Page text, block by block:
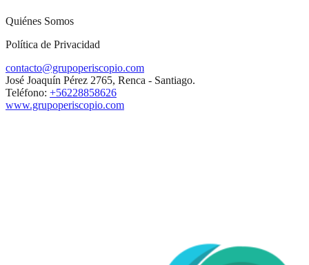
Quiénes Somos
Política de Privacidad
contacto@grupoperiscopio.com
José Joaquín Pérez 2765, Renca - Santiago.
Teléfono: +56228858626
www.grupoperiscopio.com